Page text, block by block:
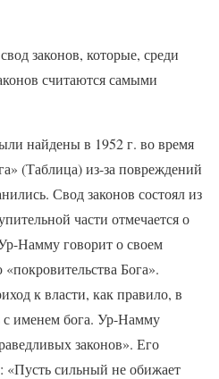
законов, которые, среди
считаются самыми
найдены в 1952 г. во время
(Таблица) из-за повреждений
Свод законов состоял из
части отмечается о
Намму говорит о своем
Бога».
к власти, как правило, в
с именем бога. Ур-Намму
законов». Его
«Пусть сильный не обижает